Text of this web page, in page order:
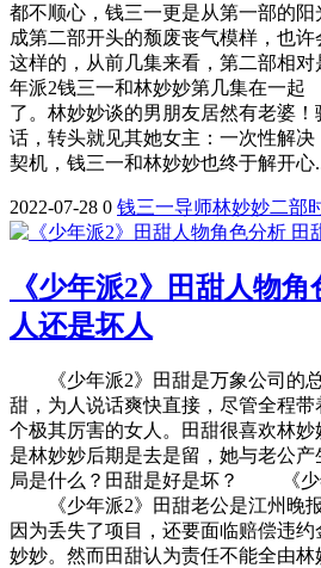
都不顺心，钱三一更是从第一部的
成第二部开头的颓废丧气模样，也
这样的，从前几集来看，第二部
年派2钱三一和林妙妙第几集在一
了。林妙妙谈的男朋友居然有老婆
话，转头就见其她女主：一次性解
契机，钱三一和林妙妙也终于解开心
2022-07-28 0 钱三一导师林妙妙二部
《少年派2》田甜人物
人还是坏人
《少年派2》田甜是万象公司的总
甜，为人说话爽快直接，尽管全程
个极其厉害的女人。田甜很喜欢林
是林妙妙后期是去是留，她与老公
局是什么？田甜是好是坏？ 《少
《少年派2》田甜老公是江州晚报
因为丢失了项目，还要面临赔偿违
妙妙。然而田甜认为责任不能全由